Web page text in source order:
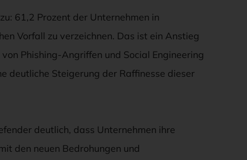
61,2 Prozent der Unternehmen in
Vorfall zu verzeichnen. Das ist ein Anstieg
Phishing-Angriffen und Social Engineering
deutliche Steigerung der Raffinesse dieser
deutlich, dass Unternehmen ihre
den neuen Bedrohungen und